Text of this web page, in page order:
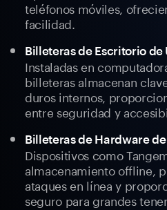
teléfonos móviles,
facilidad.
Billeteras de Escritorio de
Instaladas en
billeteras almacenan
duros internos,
entre seguridad y
Billeteras de Hardware de
Dispositivos como
almacenamiento offline,
ataques en línea y
seguro para grandes